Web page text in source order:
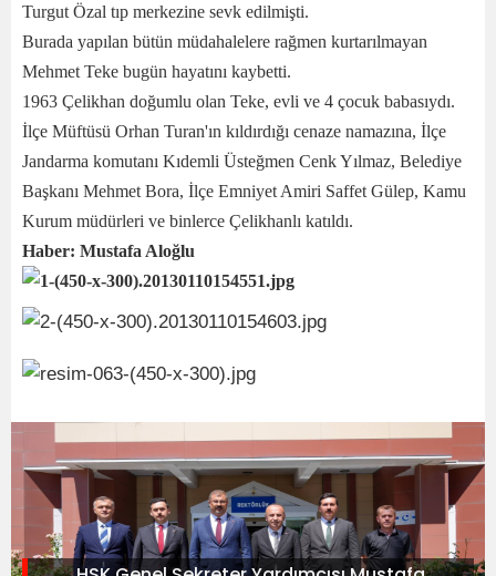
Turgut Özal tıp merkezine sevk edilmişti.
Burada yapılan bütün müdahalelere rağmen kurtarılmayan
Mehmet Teke bugün hayatını kaybetti.
1963 Çelikhan doğumlu olan Teke, evli ve 4 çocuk babasıydı.
İlçe Müftüsü Orhan Turan'ın kıldırdığı cenaze namazına, İlçe
Jandarma komutanı Kıdemli Üsteğmen Cenk Yılmaz, Belediye
Başkanı Mehmet Bora, İlçe Emniyet Amiri Saffet Gülep, Kamu
Kurum müdürleri ve binlerce Çelikhanlı katıldı.
Haber: Mustafa Aloğlu